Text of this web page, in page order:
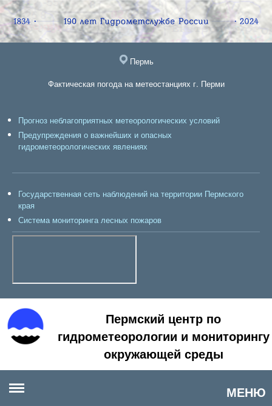
Пермь
Фактическая погода на метеостанциях г. Перми
Прогноз неблагоприятных метеорологических условий
Предупреждения о важнейших и опасных
гидрометеорологических явлениях
Государственная сеть наблюдений на территории Пермского
края
Система мониторинга лесных пожаров
Пермский центр по
гидрометеорологии и мониторингу
окружающей среды
МЕНЮ